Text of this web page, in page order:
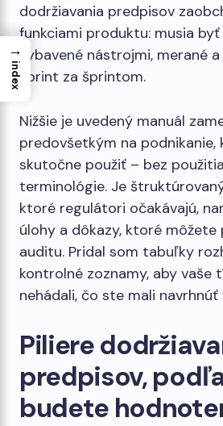
dodržiavania predpisov
funkciami produktu: musia
vybavené nástrojmi, merané
šprint za šprintom.
Nižšie je uvedený manuál
predovšetkým na
skutočne použiť – bez
terminológie. Je
ktoré regulátori očakávajú,
úlohy a dôkazy, ktoré
auditu. Pridal som tabuľky
kontrolné zoznamy, aby vaše
nehádali, čo ste mali navrhnúť
Piliere
predpisov,
budete
→
index